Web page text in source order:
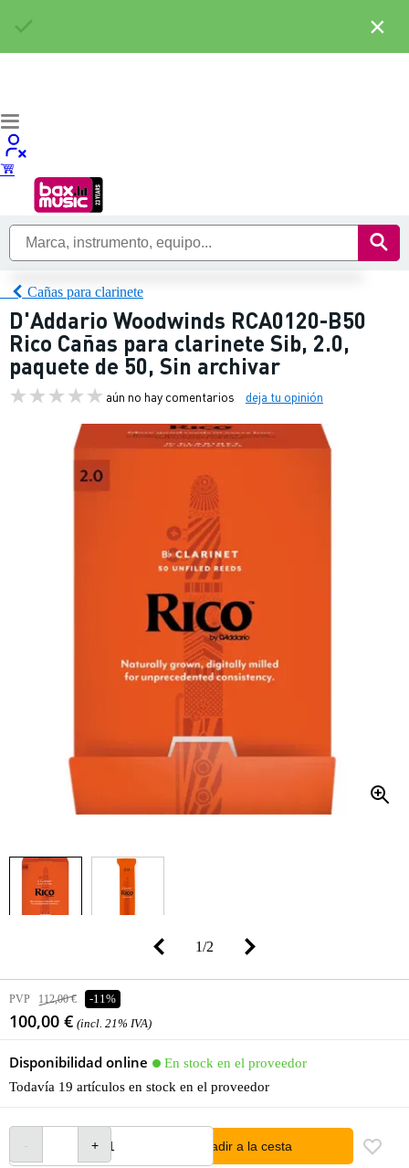
Cañas para clarinete
D'Addario Woodwinds RCA0120-B50
Rico Cañas para clarinete Sib, 2.0,
paquete de 50, Sin archivar
aún no hay comentarios deja tu opinión
1/2
PVP 112,00 € -11%
100,00 € (incl. 21% IVA)
Disponibilidad online
En stock en el proveedor
Todavía 19 artículos en stock en el proveedor
añadir a la cesta
×